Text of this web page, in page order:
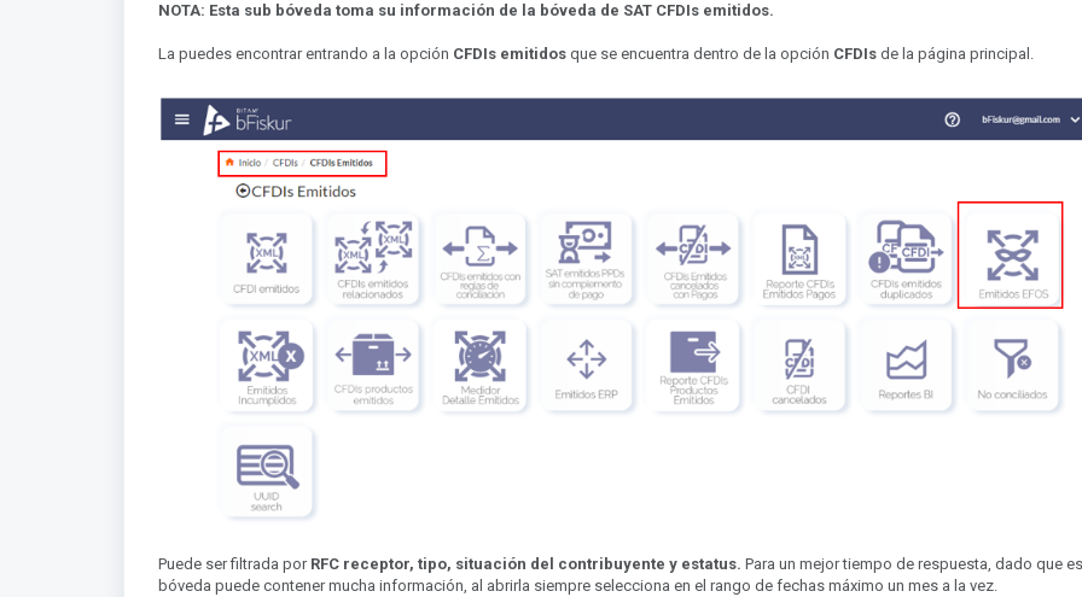
NOTA: Esta sub bóveda toma su información de la bóveda de SAT CFDIs emitidos.
La puedes encontrar entrando a la opción CFDIs emitidos que se encuentra dentro de la opción CFDIs de la página principal.
Puede ser filtrada porRFC receptor, tipo, situación del contribuyente y estatus. Para un mejor tiempo de respuesta, dado que
bóveda puede contener mucha información, al abrirla siempre selecciona en el rango de fechas máximo un mes a la vez.